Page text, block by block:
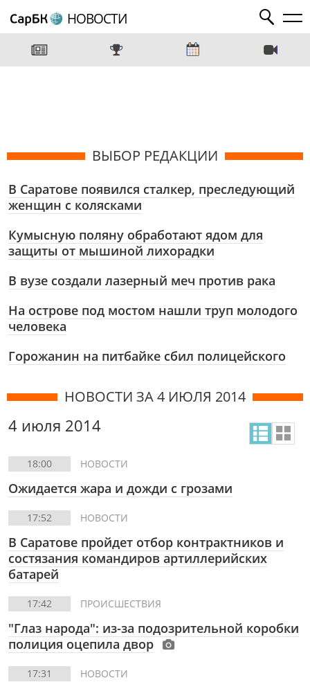
НОВОСТИ
ВЫБОР РЕДАКЦИИ
В Саратове появился сталкер, преследующий
женщин с колясками
Кумысную поляну обработают ядом для
защиты от мышиной лихорадки
В вузе создали лазерный меч против рака
На острове под мостом нашли труп молодого
человека
Горожанин на питбайке сбил полицейского
НОВОСТИ ЗА 4 ИЮЛЯ 2014
4 июля 2014
18:00 НОВОСТИ
Ожидается жара и дожди с грозами
17:52 НОВОСТИ
В Саратове пройдет отбор контрактников и
состязания командиров артиллерийских
батарей
17:42 ПРОИСШЕСТВИЯ
"Глаз народа": из-за подозрительной коробки
полиция оцепила двор
17:31 НОВОСТИ